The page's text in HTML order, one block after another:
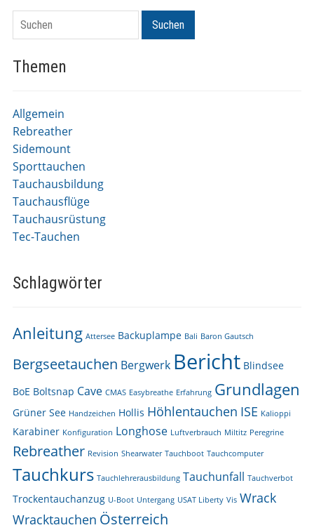
Suchen Suchen
Themen
Allgemein
Rebreather
Sidemount
Sporttauchen
Tauchausbildung
Tauchausflüge
Tauchausrüstung
Tec-Tauchen
Schlagwörter
Anleitung Attersee Backuplampe Bali Baron Gautsch
Bergseetauchen Bergwerk Bericht Blindsee
BoE Boltsnap Cave CMAS Easybreathe Erfahrung Grundlagen
Grüner See Handzeichen Hollis Höhlentauchen ISE Kalioppi
Karabiner Konfiguration Longhose Luftverbrauch Miltitz Peregrine
Rebreather Revision Shearwater Tauchboot Tauchcomputer
Tauchkurs Tauchlehrerausbildung Tauchunfall Tauchverbot
Trockentauchanzug U-Boot Untergang USAT Liberty Vis Wrack
Wracktauchen Österreich